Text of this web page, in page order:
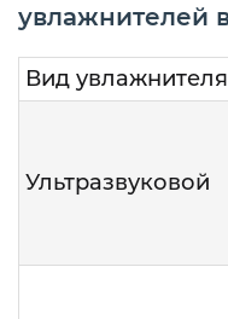
увлажнителей
Вид увлажнителя
Ультразвуковой